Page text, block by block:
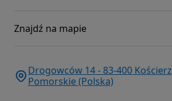
Znajdź na mapie
Drogowców 14 - 83-400
Pomorskie (Polska)